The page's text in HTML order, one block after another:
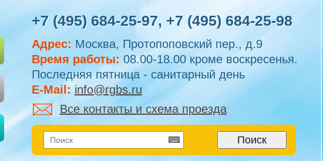
+7 (495) 684-25-97, +7 (495) 684-25-98
Адрес: Москва, Протопоповский пер., д.9
Время работы: 08.00-18.00 кроме воскресенья.
Последняя пятница - санитарный день
E-Mail: info@rgbs.ru
Все контакты и схема проезда